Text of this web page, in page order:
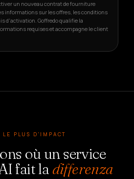
un nouveau contrat de fourniture
informations sur les offres, les conditions
d'activation. Goffredo qualifie la
requises et accompagne le client
LE PLUS D'IMPACT
où un service
fait la differenza